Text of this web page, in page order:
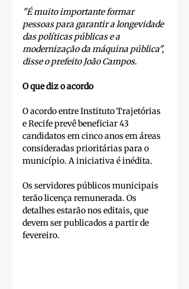
"É muito importante formar
pessoas para garantir a longevidade
das políticas públicas e a
modernização da máquina pública",
disse o prefeito João Campos.
O que diz o acordo
O acordo entre Instituto Trajetórias
e Recife prevê beneficiar 43
candidatos em cinco anos em áreas
consideradas prioritárias para o
município. A iniciativa é inédita.
Os servidores públicos municipais
terão licença remunerada. Os
detalhes estarão nos editais, que
devem ser publicados a partir de
fevereiro.